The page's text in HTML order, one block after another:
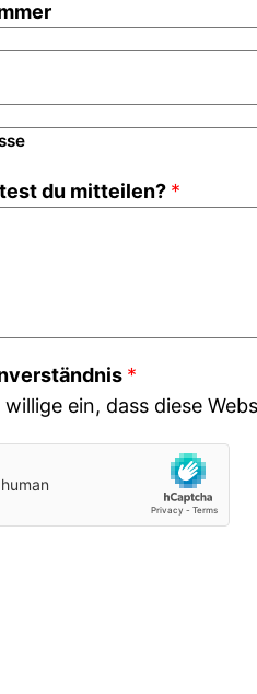
du mitteilen? *
*
willige ein, dass diese